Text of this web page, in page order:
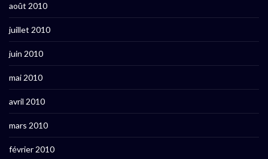
août 2010
juillet 2010
juin 2010
mai 2010
avril 2010
mars 2010
février 2010